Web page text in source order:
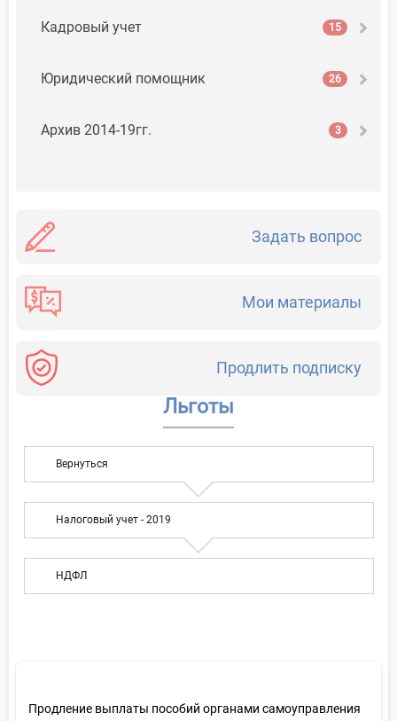
Кадровый учет 15
Юридический помощник 26
Архив 2014-19гг. 3
Задать вопрос
Мои материалы
Продлить подписку
Льготы
Вернуться
Налоговый учет - 2019
НДФЛ
Продление выплаты пособий органами самоуправления